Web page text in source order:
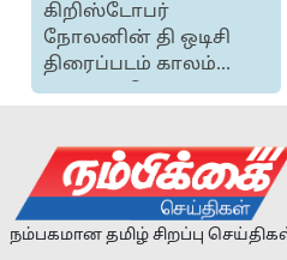
கிறிஸ்டோபர்
நோலனின் தி ஒடிசி
திரைப்படம் காலம்
கடந்தும் நிற்கும்
நம்பகமான தமிழ் சிறப்பு